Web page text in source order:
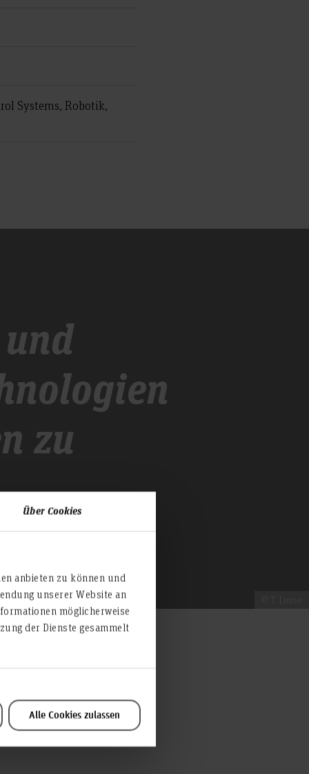
Über Cookies
anbieten zu können und
unserer Website an
möglicherweise
der Dienste gesammelt
Alle Cookies zulassen
Systems, Robotik,
zu